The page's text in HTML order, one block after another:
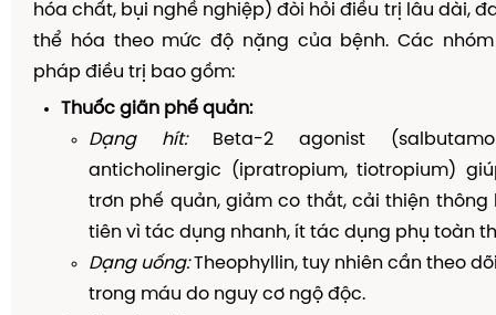
hóa chất, bụi nghề nghiệp) đòi hỏi điều trị lâu dài,
thể hóa theo mức độ nặng của bệnh. Các
pháp điều trị bao gồm:
Thuốc giãn phế quản:
Dạng hít:Beta-2 agonist
anticholinergic (ipratropium, tiotropium)
trơn phế quản, giảm co thắt, cải thiện thông
tiên vì tác dụng nhanh, ít tác dụng phụ toàn
Dạng uống:Theophyllin, tuy nhiên cần theo
trong máu do nguy cơ ngộ độc.